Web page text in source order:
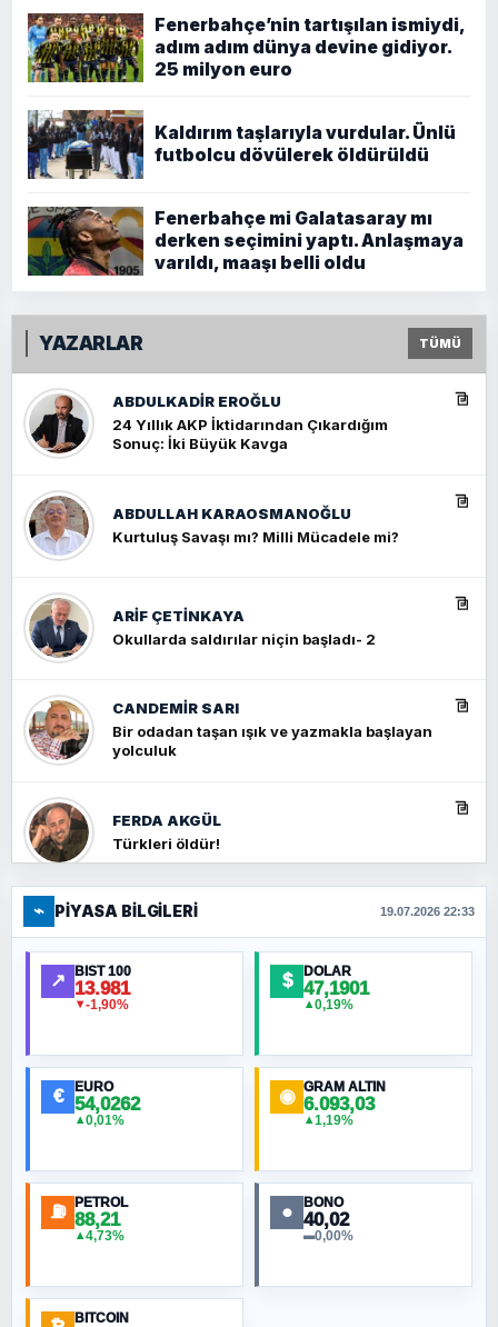
Fenerbahçe’nin tartışılan ismiydi,
adım adım dünya devine gidiyor.
25 milyon euro
Kaldırım taşlarıyla vurdular. Ünlü
futbolcu dövülerek öldürüldü
Fenerbahçe mi Galatasaray mı
derken seçimini yaptı. Anlaşmaya
varıldı, maaşı belli oldu
YAZARLAR TÜMÜ
ABDULKADIR EROĞLU
24 Yıllık AKP İktidarından Çıkardığım
Sonuç: İki Büyük Kavga
ABDULLAH KARAOSMANOĞLU
Kurtuluş Savaşı mı? Milli Mücadele mi?
ARIF ÇETİNKAYA
Okullarda saldırılar niçin başladı- 2
CANDEMIR SARI
Bir odadan taşan ışık ve yazmakla başlayan
yolculuk
FERDA AKGÜL
Türkleri öldür!
FERHAT BÜYÜKKALKAN
Ankara Zirvesi: NATO Toplantısı mı, Yeni
Ortadoğu Haritasının Provası mı?
MURAT ÖZKAN
NURETTIN BÖLÜK
ORHAN KILIÇOĞLU
⌁ PIYASA BILGILERI 19.07.2026 22:33
↗ BIST 100
13.981
▼-1,90%
$ DOLAR
47,1901
▲0,19%
€ EURO
54,0262
▲0,01%
◉ GRAM ALTIN
6.093,03
▲1,19%
⛽ PETROL
88,21
▲4,73%
● BONO
40,02
▬0,00%
BITCOIN